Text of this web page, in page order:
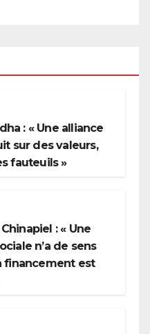
: « Une alliance
sur des valeurs,
fauteuils »
: « Une
n’a de sens
financement est